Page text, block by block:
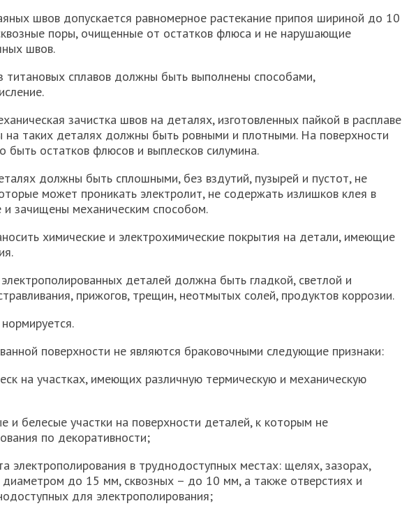
швов допускается равномерное растекание припоя шириной до 10
поры, очищенные от остатков флюса и не нарушающие
швов.
титановых сплавов должны быть выполнены способами,
зачистка швов на деталях, изготовленных пайкой в расплаве
таких деталях должны быть ровными и плотными. На поверхности
быть остатков флюсов и выплесков силумина.
должны быть сплошными, без вздутий, пузырей и пустот, нe
может проникать электролит, не содержать излишков клея в
зачищены механическим способом.
химические и электрохимические покрытия на детали, имеющие
деталей должна быть гладкой, светлой и
прижогов, трещин, неотмытых солей, продуктов коррозии.
поверхности не являются браковочными следующие признаки:
на участках, имеющих различную термическую и механическую
и белесые участки на поверхности деталей, к которым не
по декоративности;
электрополирования в труднодоступных местах: щелях, зазорах,
диаметром до 15 мм, сквозных – до 10 мм, а также отверстиях и
для электрополирования;